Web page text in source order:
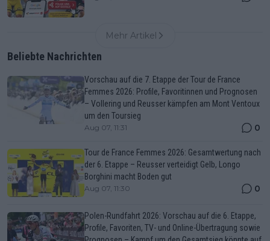
Mehr Artikel
Beliebte Nachrichten
Vorschau auf die 7. Etappe der Tour de France
Femmes 2026: Profile, Favoritinnen und Prognosen
– Vollering und Reusser kämpfen am Mont Ventoux
um den Toursieg
Aug 07, 11:31 0
Tour de France Femmes 2026: Gesamtwertung nach
der 6. Etappe – Reusser verteidigt Gelb, Longo
Borghini macht Boden gut
Aug 07, 11:30 0
Polen-Rundfahrt 2026: Vorschau auf die 6. Etappe,
Profile, Favoriten, TV- und Online-Übertragung sowie